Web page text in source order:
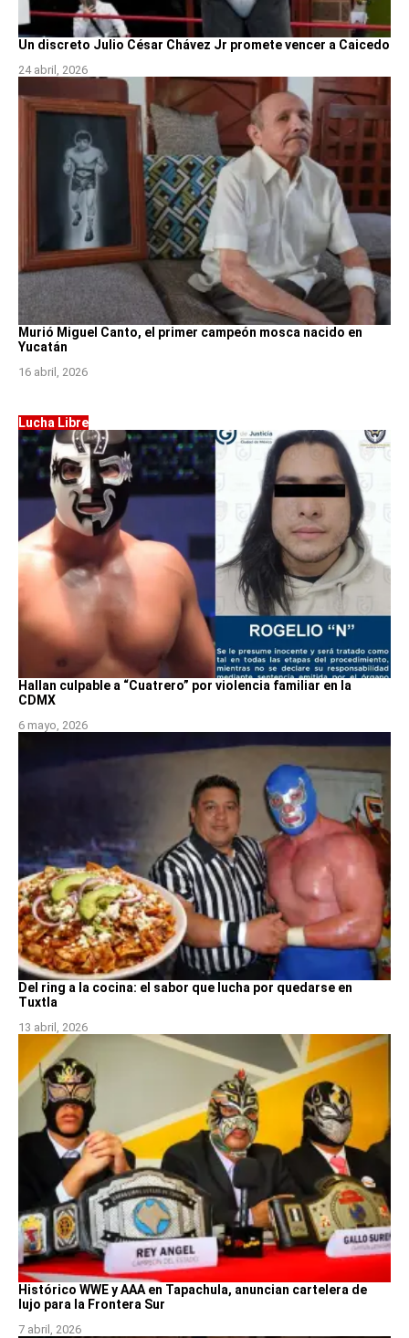
Un discreto Julio César Chávez Jr promete vencer a Caicedo
24 abril, 2026
Murió Miguel Canto, el primer campeón mosca nacido en
Yucatán
16 abril, 2026
Lucha Libre
Hallan culpable a “Cuatrero” por violencia familiar en la
CDMX
6 mayo, 2026
Del ring a la cocina: el sabor que lucha por quedarse en
Tuxtla
13 abril, 2026
Histórico WWE y AAA en Tapachula, anuncian cartelera de
lujo para la Frontera Sur
7 abril, 2026